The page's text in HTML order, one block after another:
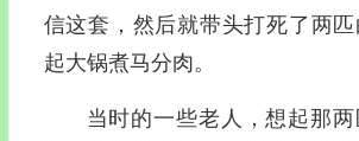
信这套，然后就带头打死了两
起大锅煮马分肉。
当时的一些老人，想起那